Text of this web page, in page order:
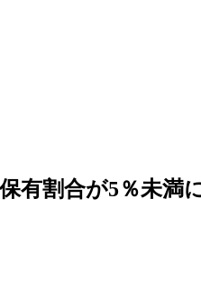
有割合が5％未満